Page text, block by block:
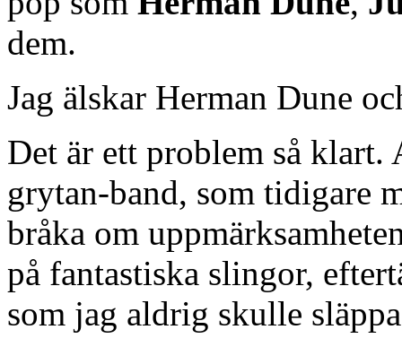
dem.
Jag älskar Herman Dune
Det är ett problem så klart.
grytan-band, som tidigare
bråka om
på fantastiska slingor,
som jag aldrig skulle